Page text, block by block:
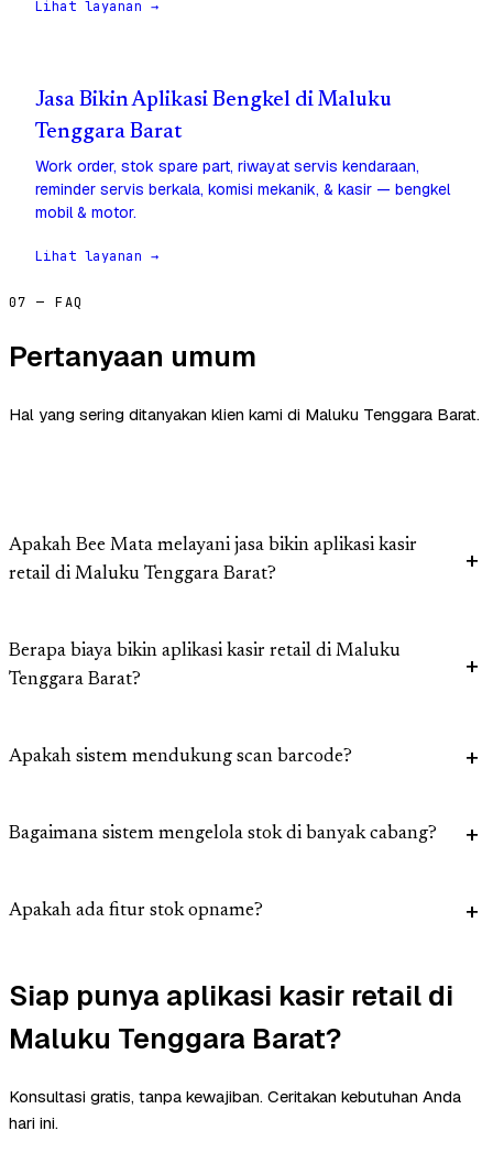
Lihat layanan →
Jasa Bikin Aplikasi Bengkel di Maluku
Tenggara Barat
Work order, stok spare part, riwayat servis kendaraan,
reminder servis berkala, komisi mekanik, & kasir — bengkel
mobil & motor.
Lihat layanan →
07 — FAQ
Pertanyaan umum
Hal yang sering ditanyakan klien kami di Maluku Tenggara Barat.
Apakah Bee Mata melayani jasa bikin aplikasi kasir
retail di Maluku Tenggara Barat?
Berapa biaya bikin aplikasi kasir retail di Maluku
Tenggara Barat?
Apakah sistem mendukung scan barcode?
Bagaimana sistem mengelola stok di banyak cabang?
Apakah ada fitur stok opname?
Siap punya aplikasi kasir retail di
Maluku Tenggara Barat?
Konsultasi gratis, tanpa kewajiban. Ceritakan kebutuhan Anda
hari ini.